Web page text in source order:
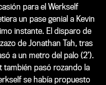
para el Werkself
un pase genial a Kevin
instante. El disparo de
de Jonathan Tah, tras
a un metro del palo (2’).
también pasó rozando la
se había propuesto